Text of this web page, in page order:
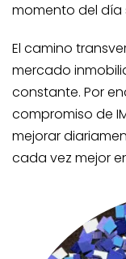
momento del día
El camino
mercado
constante. Por
compromiso de
mejorar
cada vez mejor